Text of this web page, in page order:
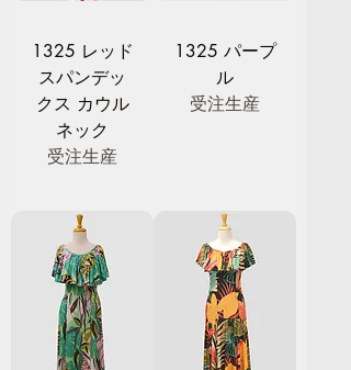
1325 レッド
スパンデッ
クス カウル
ネック
受注生産
1325 パープ
ル
受注生産